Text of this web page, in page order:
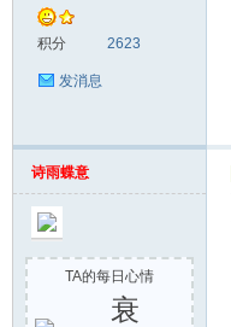
积分 2623
发消息
诗雨蝶意
TA的每日心情
衰